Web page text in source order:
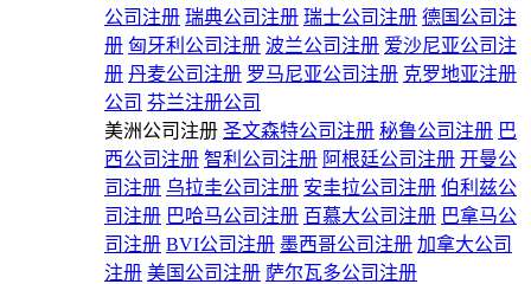
公司注册 瑞典公司注册 瑞士公司注册 德国公司注
册 匈牙利公司注册 波兰公司注册 爱沙尼亚公司注
册 丹麦公司注册 罗马尼亚公司注册 克罗地亚注册
公司 芬兰注册公司
美洲公司注册 圣文森特公司注册 秘鲁公司注册 巴
西公司注册 智利公司注册 阿根廷公司注册 开曼公
司注册 乌拉圭公司注册 安圭拉公司注册 伯利兹公
司注册 巴哈马公司注册 百慕大公司注册 巴拿马公
司注册 BVI公司注册 墨西哥公司注册 加拿大公司
注册 美国公司注册 萨尔瓦多公司注册